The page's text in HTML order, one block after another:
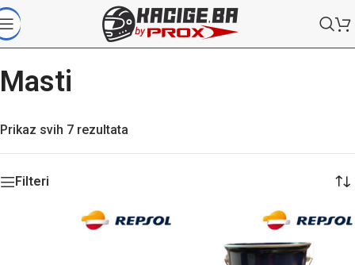
Masti
Prikaz svih 7 rezultata
Filteri